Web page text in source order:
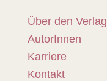
Über den Verlag
AutorInnen
Karriere
Kontakt